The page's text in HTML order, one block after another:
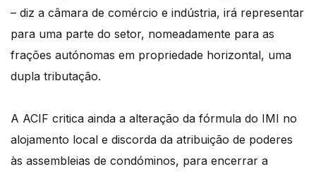
– diz a câmara de comércio e indústria, irá representar
para uma parte do setor, nomeadamente para as
frações autónomas em propriedade horizontal, uma
dupla tributação.
A ACIF critica ainda a alteração da fórmula do IMI no
alojamento local e discorda da atribuição de poderes
às assembleias de condóminos, para encerrar a